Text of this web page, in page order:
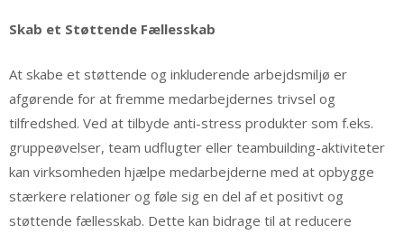
Skab et Støttende Fællesskab
At skabe et støttende og inkluderende arbejdsmiljø er
afgørende for at fremme medarbejdernes trivsel og
tilfredshed. Ved at tilbyde anti-stress produkter som f.eks.
gruppeøvelser, team udflugter eller teambuilding-aktiviteter
kan virksomheden hjælpe medarbejderne med at opbygge
stærkere relationer og føle sig en del af et positivt og
støttende fællesskab. Dette kan bidrage til at reducere